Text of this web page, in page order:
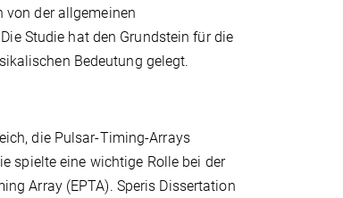
von der allgemeinen
Studie hat den Grundstein für die
Bedeutung gelegt.
die Pulsar-Timing-Arrays
spielte eine wichtige Rolle bei der
Array (EPTA). Speris Dissertation